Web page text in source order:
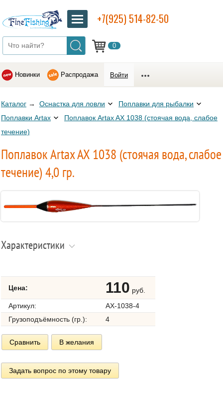
0
+7(925) 514-82-50
Новинки Распродажа Войти
Каталог → Оснастка для ловли
Поплавки для рыбалки
Поплавки Artax
Поплавок Artax AX 1038 (стоячая вода, слабое
течение)
Поплавок Artax AX 1038 (стоячая вода, слабое
течение) 4,0 гр.
Характеристики
Цена: 110 руб.
Артикул:
AX-1038-4
Грузоподъёмность (гр.):
4
Сравнить В желания
Задать вопрос по этому товару